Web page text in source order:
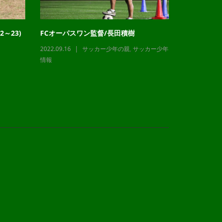
～23) FCオーパスワン監督/長田積樹
2022.09.16 サッカー少年の親, サッカー少年
情報